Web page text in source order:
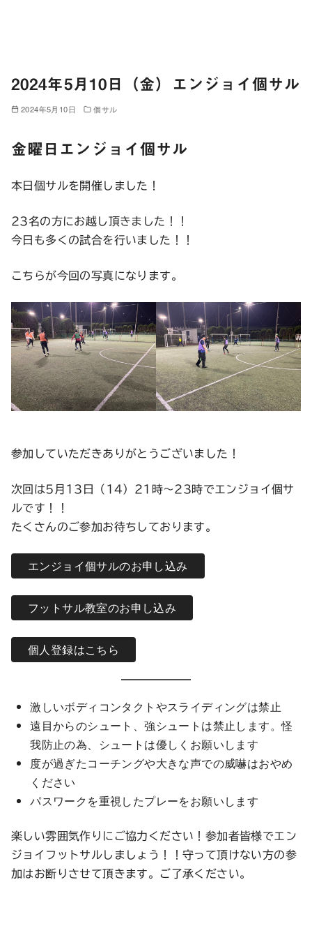
2024年5月10日（金）エンジョイ個サル
2024年5月10日 個サル
金曜日エンジョイ個サル
本日個サルを開催しました！
23名の方にお越し頂きました！！
今日も多くの試合を行いました！！
こちらが今回の写真になります。
参加していただきありがとうございました！
次回は5月13日（14）21時〜23時でエンジョイ個サ
ルです！！
たくさんのご参加お待ちしております。
エンジョイ個サルのお申し込み
フットサル教室のお申し込み
個人登録はこちら
激しいボディコンタクトやスライディングは禁止
遠目からのシュート、強シュートは禁止します。怪
我防止の為、シュートは優しくお願いします
度が過ぎたコーチングや大きな声での威嚇はおやめ
ください
パスワークを重視したプレーをお願いします
楽しい雰囲気作りにご協力ください！参加者皆様でエン
ジョイフットサルしましょう！！守って頂けない方の参
加はお断りさせて頂きます。ご了承ください。